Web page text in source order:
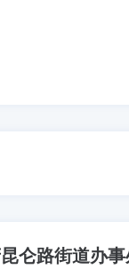
仑路街道办